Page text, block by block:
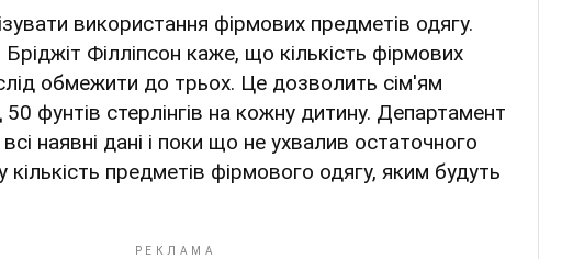
використання фірмових предметів одягу.
Бріджіт Філліпсон каже, що кількість фірмових
обмежити до трьох. Це дозволить сім'ям
фунтів стерлінгів на кожну дитину. Департамент
наявні дані і поки що не ухвалив остаточного
кількість предметів фірмового одягу, яким будуть